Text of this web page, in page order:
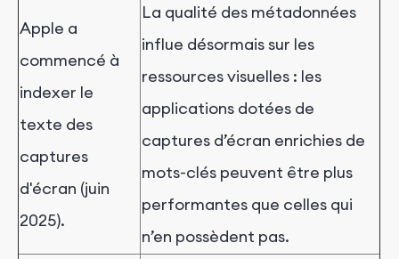
Apple a
commencé à
indexer le
texte des
captures
d'écran (juin
2025).
La qualité des métadonnées
influe désormais sur les
ressources visuelles : les
applications dotées de
captures d’écran enrichies de
mots-clés peuvent être plus
performantes que celles qui
n’en possèdent pas.